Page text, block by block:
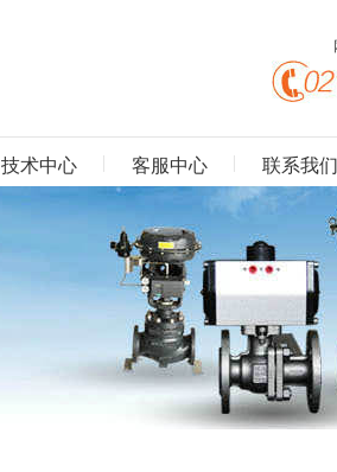
技术中心 客服中心 联系我们